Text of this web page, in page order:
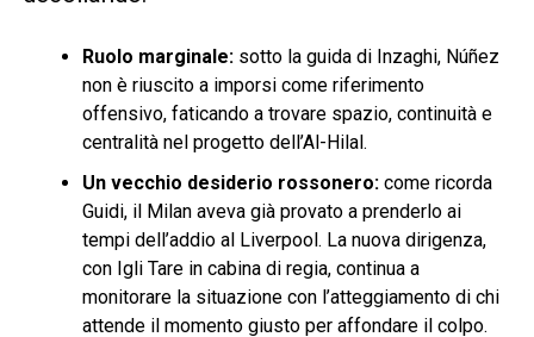
Ruolo marginale:sotto la guida di Inzaghi, Núñez
non è riuscito a imporsi come riferimento
offensivo, faticando a trovare spazio, continuità e
centralità nel progetto dell’Al-Hilal.
Un vecchio desiderio rossonero:come ricorda
Guidi, il Milan aveva già provato a prenderlo ai
tempi dell’addio al Liverpool. La nuova dirigenza,
con Igli Tare in cabina di regia, continua a
monitorare la situazione con l’atteggiamento di chi
attende il momento giusto per affondare il colpo.